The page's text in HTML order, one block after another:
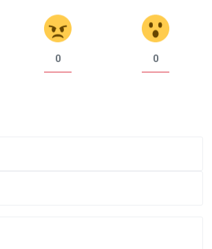
0 0